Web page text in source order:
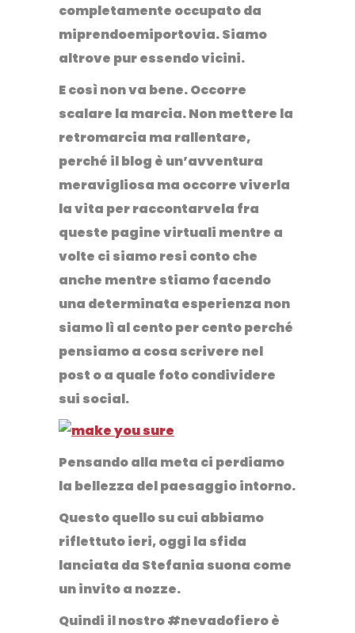
completamente occupato da
miprendoemiportovia.Siamo
altrove pur essendo vicini.
E così non va bene.Occorre
scalare la marcia.Non mettere la
retromarcia ma rallentare,
perché il blog è un’avventura
meravigliosa ma occorre viverla
la vita per raccontarvela fra
queste pagine virtuali mentre a
volte ci siamo resi conto che
anche mentre stiamo facendo
una determinata esperienza non
siamo lì al cento per cento perché
pensiamo a cosa scrivere nel
post o a quale foto condividere
sui social.
Pensando alla meta ci perdiamo
la bellezza del paesaggio intorno.
Questo quello su cui abbiamo
riflettuto ieri, oggi la sfida
lanciata da Stefania suona come
un invito a nozze.
Quindi il nostro #nevadofiero è